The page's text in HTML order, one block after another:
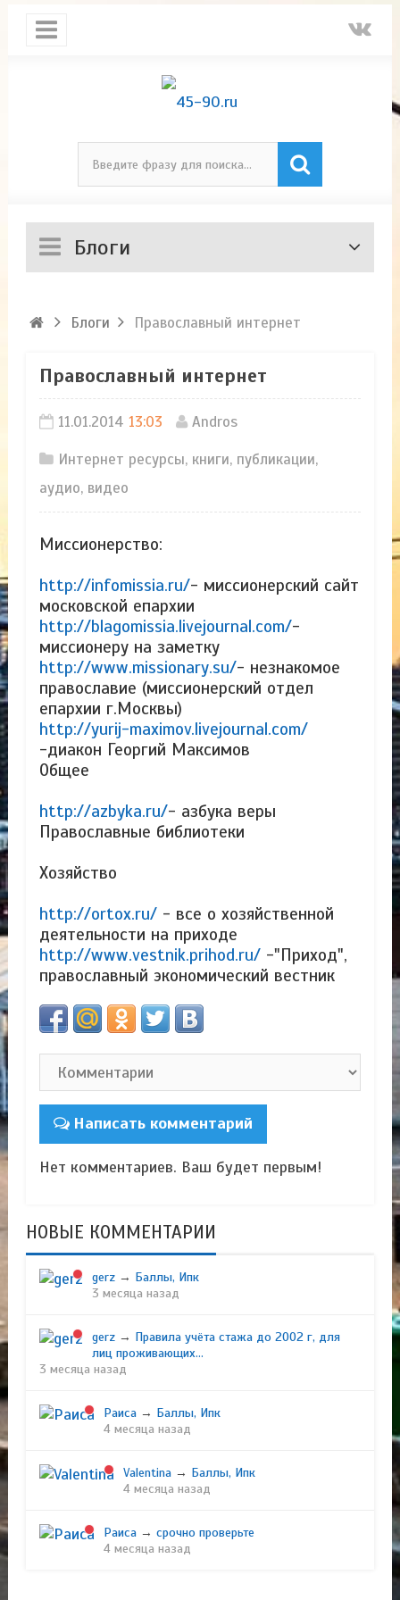
Блоги
Блоги Православный интернет
Православный интернет
11.01.2014 13:03
Andros
Интернет ресурсы, книги, публикации,
аудио, видео
Миссионерство:
http://infomissia.ru/- миссионерский сайт
московской епархии
http://blagomissia.livejournal.com/-
миссионеру на заметку
http://www.missionary.su/- незнакомое
православие (миссионерский отдел
епархии г.Москвы)
http://yurij-maximov.livejournal.com/
-диакон Георгий Максимов
Общее
http://azbyka.ru/- азбука веры
Православные библиотеки
Хозяйство
http://ortox.ru/ - все о хозяйственной
деятельности на приходе
http://www.vestnik.prihod.ru/-"Приход",
православный экономический вестник
Написать комментарий
Нет комментариев. Ваш будет первым!
НОВЫЕ КОММЕНТАРИИ
gerz→ Баллы, Ипк
3 месяца назад
gerz→ Правила учёта стажа до 2002 г, для
лиц проживающих...
3 месяца назад
Раиса→ Баллы, Ипк
4 месяца назад
Valentina→ Баллы, Ипк
4 месяца назад
Раиса→ срочно проверьте
4 месяца назад